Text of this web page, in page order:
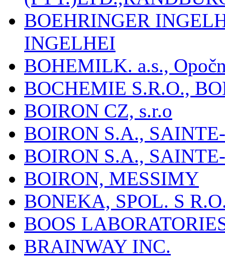
BOEHRINGER
INGELHEI
BOHEMILK. a.s.,
BOCHEMIE S.R.O.,
BOIRON CZ, s.r.o
BOIRON S.A.,
BOIRON S.A.,
BOIRON, MESSIMY
BONEKA, SPOL. S
BOOS
BRAINWAY INC.